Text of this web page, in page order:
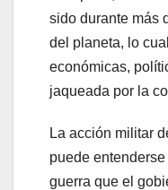
sido durante más
del planeta, lo
económicas,
jaqueada por la
La acción militar
puede
guerra que el